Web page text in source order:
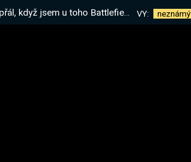
Hrál,proto jsem sem jeho jméno dal, a pak už se jenom smál VY: neznámý